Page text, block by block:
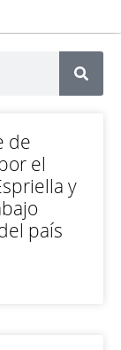
de
el
y
país